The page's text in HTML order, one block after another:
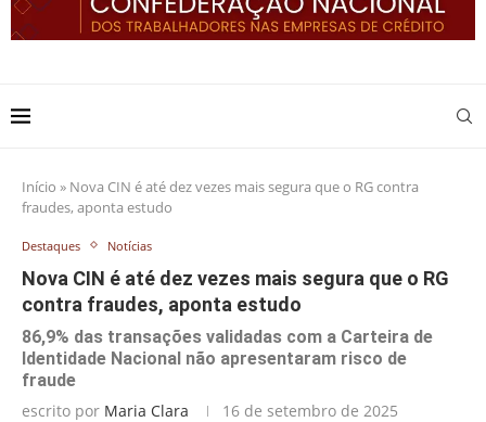
Início » Nova CIN é até dez vezes mais segura que o RG contra
fraudes, aponta estudo
Destaques Notícias
Nova CIN é até dez vezes mais segura que o RG
contra fraudes, aponta estudo
86,9% das transações validadas com a Carteira de
Identidade Nacional não apresentaram risco de
fraude
escrito por Maria Clara 16 de setembro de 2025